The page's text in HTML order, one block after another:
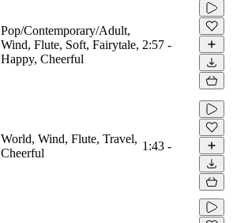
Pop/Contemporary/Adult,
Wind, Flute, Soft, Fairytale,
Happy, Cheerful
2:57 -
World, Wind, Flute, Travel,
Cheerful
1:43 -